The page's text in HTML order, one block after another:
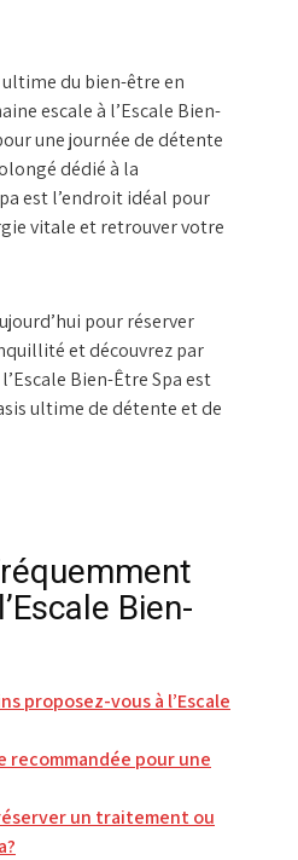
du bien-être en
escale à l’Escale Bien-
une journée de détente
dédié à la
est l’endroit idéal pour
vitale et retrouver votre
pour réserver
et découvrez par
Bien-Être Spa est
ultime de détente et de
Bien-
proposez-vous à l’Escale
recommandée pour une
un traitement ou